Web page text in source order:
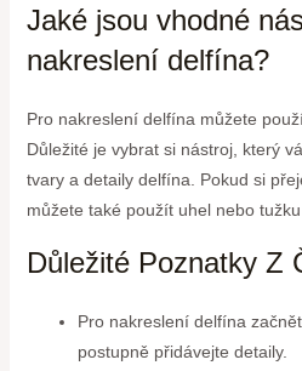
Jaké jsou vhodné
nakreslení delfína?
Pro nakreslení delfína můžete
Důležité je vybrat si nástroj, který
tvary a detaily delfína. Pokud si
můžete také použít uhel nebo
Důležité Poznatky Z
Pro nakreslení delfína
postupně přidávejte detaily.